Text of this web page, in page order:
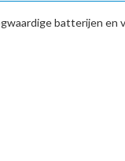
batterijen en